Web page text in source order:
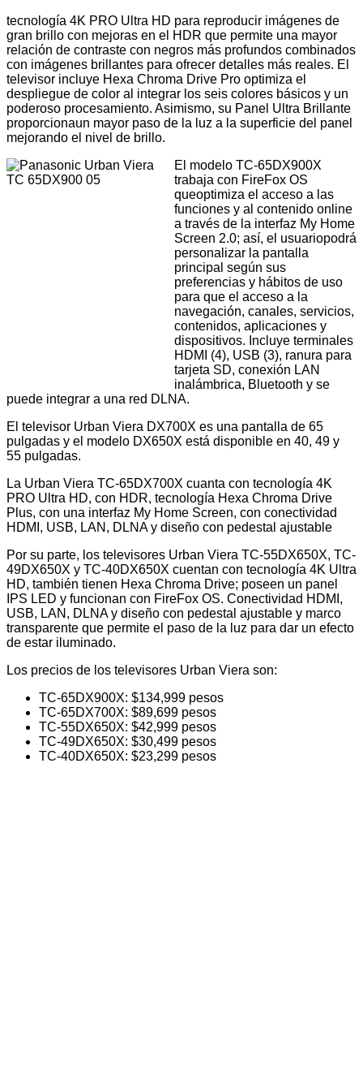
tecnología 4K PRO Ultra HD para reproducir imágenes de
gran brillo con mejoras en el HDR que permite una mayor
relación de contraste con negros más profundos combinados
con imágenes brillantes para ofrecer detalles más reales. El
televisor incluye Hexa Chroma Drive Pro optimiza el
despliegue de color al integrar los seis colores básicos y un
poderoso procesamiento. Asimismo, su Panel Ultra Brillante
proporcionaun mayor paso de la luz a la superficie del panel
mejorando el nivel de brillo.
El modelo TC-65DX900X
trabaja con FireFox OS
queoptimiza el acceso a las
funciones y al contenido online
a través de la interfaz My Home
Screen 2.0; así, el usuariopodrá
personalizar la pantalla
principal según sus
preferencias y hábitos de uso
para que el acceso a la
navegación, canales, servicios,
contenidos, aplicaciones y
dispositivos. Incluye terminales
HDMI (4), USB (3), ranura para
tarjeta SD, conexión LAN
inalámbrica, Bluetooth y se
puede integrar a una red DLNA.
El televisor Urban Viera DX700X es una pantalla de 65
pulgadas y el modelo DX650X está disponible en 40, 49 y
55 pulgadas.
La Urban Viera TC-65DX700X cuanta con tecnología 4K
PRO Ultra HD, con HDR, tecnología Hexa Chroma Drive
Plus, con una interfaz My Home Screen, con conectividad
HDMI, USB, LAN, DLNA y diseño con pedestal ajustable
Por su parte, los televisores Urban Viera TC-55DX650X, TC-
49DX650X y TC-40DX650X cuentan con tecnología 4K Ultra
HD, también tienen Hexa Chroma Drive; poseen un panel
IPS LED y funcionan con FireFox OS. Conectividad HDMI,
USB, LAN, DLNA y diseño con pedestal ajustable y marco
transparente que permite el paso de la luz para dar un efecto
de estar iluminado.
Los precios de los televisores Urban Viera son:
TC-65DX900X: $134,999 pesos
TC-65DX700X: $89,699 pesos
TC-55DX650X: $42,999 pesos
TC-49DX650X: $30,499 pesos
TC-40DX650X: $23,299 pesos